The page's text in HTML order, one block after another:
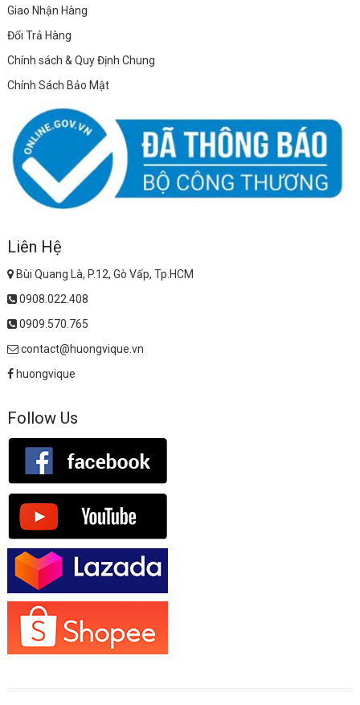
Giao Nhận Hàng
Đổi Trả Hàng
Chính sách & Quy Định Chung
Chính Sách Bảo Mật
Liên Hệ
Bùi Quang Là, P.12, Gò Vấp, Tp.HCM
0908.022.408
0909.570.765
contact@huongvique.vn
huongvique
Follow Us